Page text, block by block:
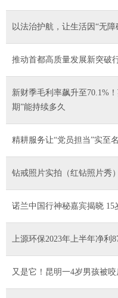
以法治护航，让生活因“无障
推动首都高质量发展新突破
新财季毛利率飙升至70.1%
期”能持续多久
精耕服务让“党员担当”实至
钻戒照片实拍（红钻照片秀）
诺兰中国行神秘嘉宾揭晓 15
上源环保2023年上半年净利
又是它！昆明一4岁男孩被